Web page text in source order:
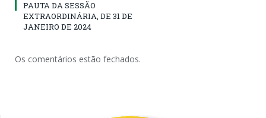
PAUTA DA SESSÃO
EXTRAORDINÁRIA, DE 31 DE
JANEIRO DE 2024
Os comentários estão fechados.